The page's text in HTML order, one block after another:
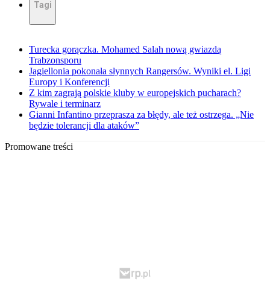
Tagi
Turecka gorączka. Mohamed Salah nową gwiazdą
Trabzonsporu
Jagiellonia pokonała słynnych Rangersów. Wyniki el. Ligi
Europy i Konferencji
Z kim zagrają polskie kluby w europejskich pucharach?
Rywale i terminarz
Gianni Infantino przeprasza za błędy, ale też ostrzega. „Nie
będzie tolerancji dla ataków”
Promowane treści